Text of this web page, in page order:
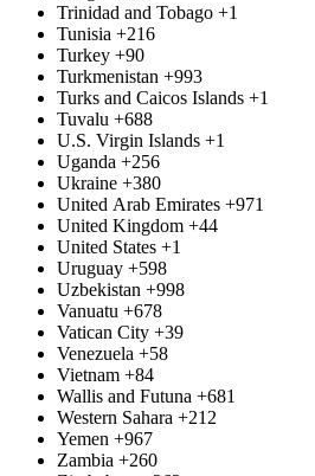
Trinidad and Tobago +1
Tunisia +216
Turkey +90
Turkmenistan +993
Turks and Caicos Islands +1
Tuvalu +688
U.S. Virgin Islands +1
Uganda +256
Ukraine +380
United Arab Emirates +971
United Kingdom +44
United States +1
Uruguay +598
Uzbekistan +998
Vanuatu +678
Vatican City +39
Venezuela +58
Vietnam +84
Wallis and Futuna +681
Western Sahara +212
Yemen +967
Zambia +260